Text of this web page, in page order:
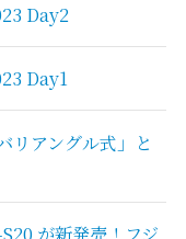
Day2
Day1
リアングル式」と
が新発売！フジ